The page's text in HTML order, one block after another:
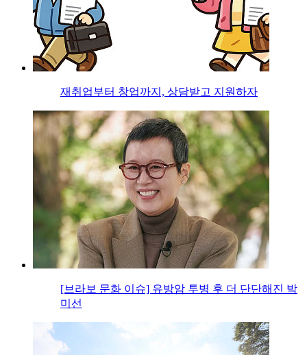
재취업부터 창업까지, 상담받고 지원하자
[브라보 문화 이슈] 유방암 투병 후 더 단단해진 박
미선